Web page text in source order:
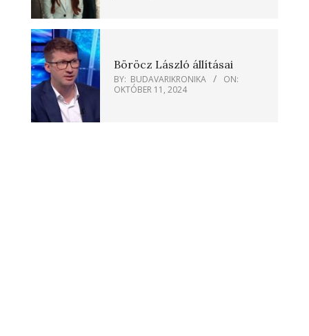
Böröcz László állításai
BY: BUDAVARIKRONIKA
ON:
OKTÓBER 11, 2024